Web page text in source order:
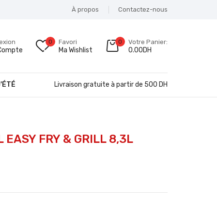
À propos Contactez-nous
0 Favori
Ma Wishlist
0 Votre Panier:
0.00DH
Livraison gratuite à partir de 500 DH
EASY FRY & GRILL 8,3L